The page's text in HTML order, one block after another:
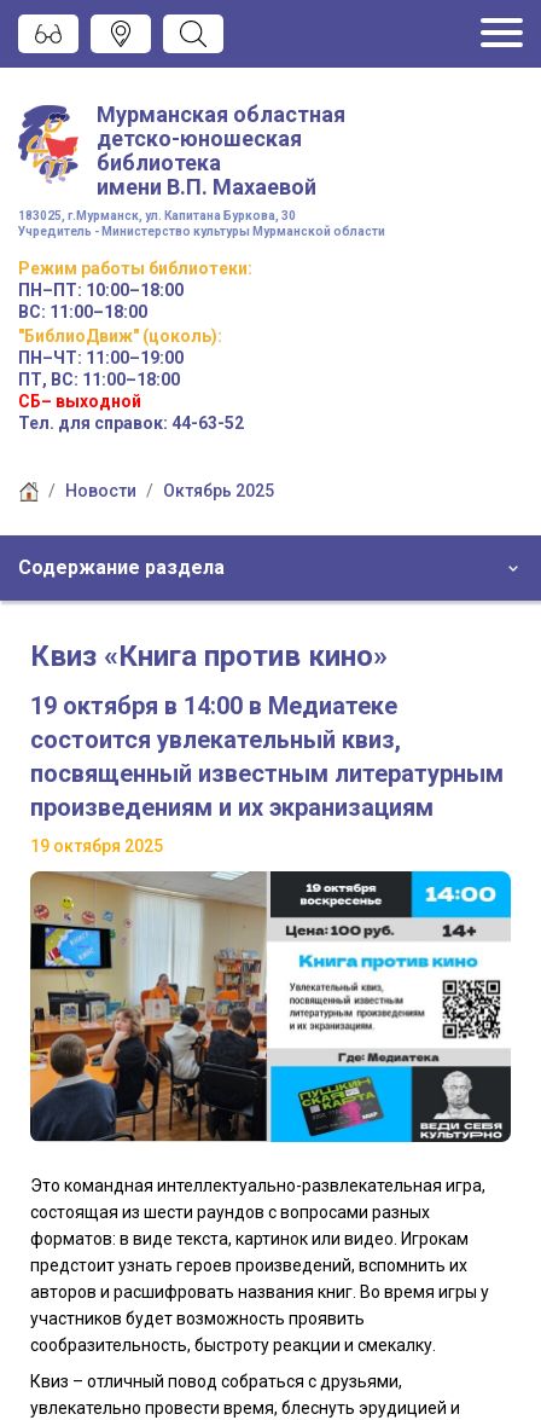
Мурманская областная
детско-юношеская
библиотека
имени В.П. Махаевой
183025, г.Мурманск, ул. Капитана Буркова, 30
Учредитель - Министерство культуры Мурманской области
Режим работы библиотеки:
ПН–ПТ: 10:00–18:00
ВС: 11:00–18:00
"БиблиоДвиж" (цоколь):
ПН–ЧТ: 11:00–19:00
ПТ, ВС: 11:00–18:00
СБ– выходной
Тел. для справок: 44-63-52
Новости Октябрь 2025
Содержание раздела
Квиз «Книга против кино»
19 октября в 14:00 в Медиатеке
состоится увлекательный квиз,
посвященный известным литературным
произведениям и их экранизациям
19 октября 2025
Это командная интеллектуально-развлекательная игра,
состоящая из шести раундов с вопросами разных
форматов: в виде текста, картинок или видео. Игрокам
предстоит узнать героев произведений, вспомнить их
авторов и расшифровать названия книг. Во время игры у
участников будет возможность проявить
сообразительность, быстроту реакции и смекалку.
Квиз – отличный повод собраться с друзьями,
увлекательно провести время, блеснуть эрудицией и